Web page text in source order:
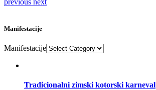
Manifestacije
Manifestacije
Tradicionalni zimski kotorski karneval